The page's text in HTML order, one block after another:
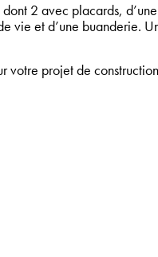
2 avec placards,
vie et d’une buanderie.
votre projet de